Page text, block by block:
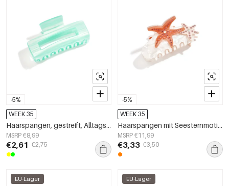
-5%
WEEK 35
Haarspangen, gestreift, Alltags-Imitation aus Acetatfolie, Alltagsaccessoires
MSRP €8,99
€2,61 €2,75
-5%
WEEK 35
Haarspangen mit Seesternmotiv, Urlaubsmotiv, aus Acetatfolie, Alltagsaccessoires
MSRP €11,99
€3,33 €3,50
EU-Lager EU-Lager